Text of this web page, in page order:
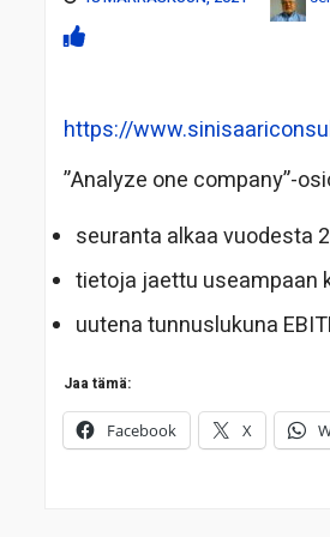
https://
”Analyze one company”-
seuranta alkaa vuodesta
tietoja jaettu useampaan
uutena tunnuslukuna
Jaa tämä:
Facebook X